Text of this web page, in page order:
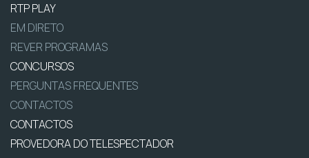
RTP PLAY
EM DIRETO
REVER PROGRAMAS
CONCURSOS
PERGUNTAS FREQUENTES
CONTACTOS
CONTACTOS
PROVEDORA DO TELESPECTADOR